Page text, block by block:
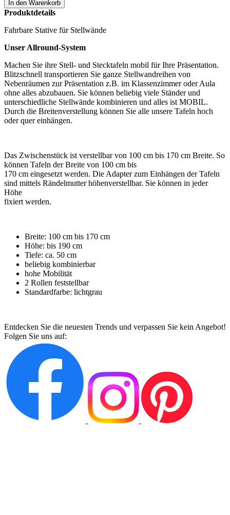
Produktdetails
Fahrbare Stative für Stellwände
Unser Allround-System
Machen Sie ihre Stell- und Stecktafeln mobil für Ihre Präsentation.
Blitzschnell transportieren Sie ganze Stellwandreihen von
Nebenräumen zur Präsentation z.B. im Klassenzimmer oder Aula
ohne alles abzubauen. Sie können beliebig viele Ständer und
unterschiedliche Stellwände kombinieren und alles ist MOBIL.
Durch die Breitenverstellung können Sie alle unsere Tafeln hoch
oder quer einhängen.
Das Zwischenstück ist verstellbar von 100 cm bis 170 cm Breite. So
können Tafeln der Breite von 100 cm bis
170 cm eingesetzt werden. Die Adapter zum Einhängen der Tafeln
sind mittels Rändelmutter höhenverstellbar. Sie können in jeder
Höhe
fixiert werden.
Breite: 100 cm bis 170 cm
Höhe: bis 190 cm
Tiefe: ca. 50 cm
beliebig kombinierbar
hohe Mobilität
2 Rollen feststellbar
Standardfarbe: lichtgrau
Entdecken Sie die neuesten Trends und verpassen Sie kein Angebot!
Folgen Sie uns auf: